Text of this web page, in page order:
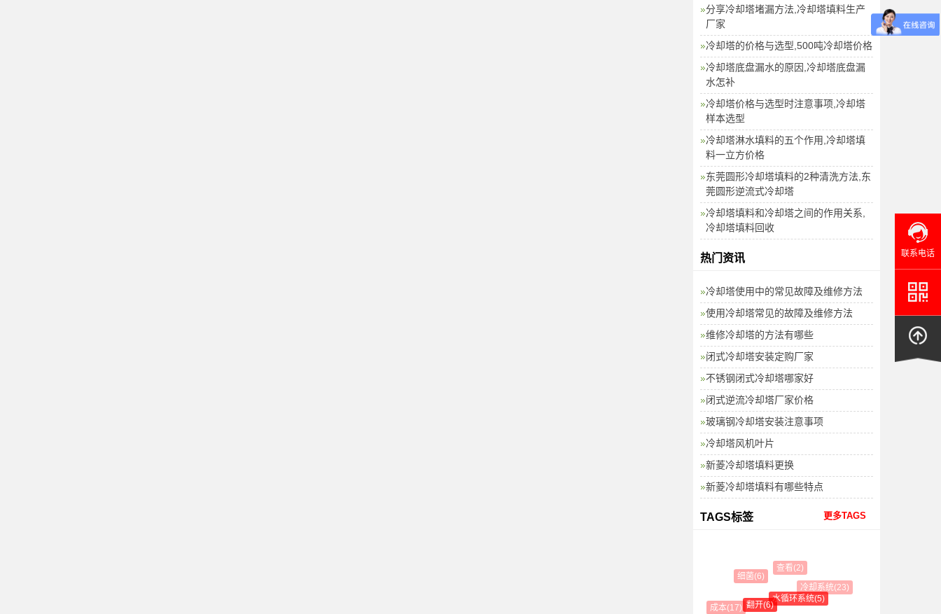
分享冷却塔堵漏方法,冷却塔填料生产
厂家
冷却塔的价格与选型,500吨冷却塔价格
冷却塔底盘漏水的原因,冷却塔底盘漏
水怎补
冷却塔价格与选型时注意事项,冷却塔
样本选型
冷却塔淋水填料的五个作用,冷却塔填
料一立方价格
东莞圆形冷却塔填料的2种清洗方法,东
莞圆形逆流式冷却塔
冷却塔填料和冷却塔之间的作用关系,
冷却塔填料回收
热门资讯
冷却塔使用中的常见故障及维修方法
使用冷却塔常见的故障及维修方法
维修冷却塔的方法有哪些
闭式冷却塔安装定购厂家
不锈钢闭式冷却塔哪家好
闭式逆流冷却塔厂家价格
玻璃钢冷却塔安装注意事项
冷却塔风机叶片
新菱冷却塔填料更换
新菱冷却塔填料有哪些特点
TAGS标签 更多TAGS
成本(17)
细菌(6)
查看(2)
冷却系统(23)
翻开(6)
水循环系统(5)
联系电话